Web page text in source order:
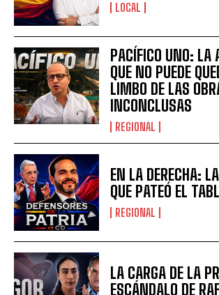
LOCAL
PACÍFICO UNO: LA
QUE NO PUEDE
LIMBO DE LAS
INCONCLUSAS
REGIONAL
EN LA DERECHA:
QUE PATEÓ EL
REGIONAL
LA CARGA DE LA
ESCÁNDALO DE